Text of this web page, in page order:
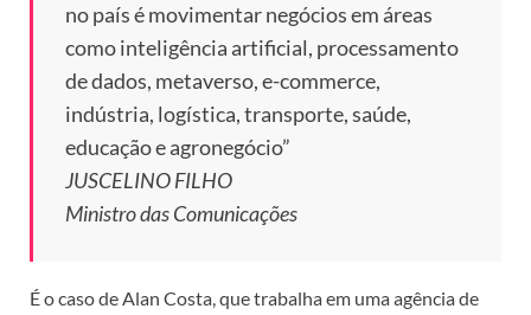
no país é movimentar negócios em áreas
como inteligência artificial, processamento
de dados, metaverso, e-commerce,
indústria, logística, transporte, saúde,
educação e agronegócio”
JUSCELINO FILHO
Ministro das Comunicações
É o caso de Alan Costa, que trabalha em uma agência de